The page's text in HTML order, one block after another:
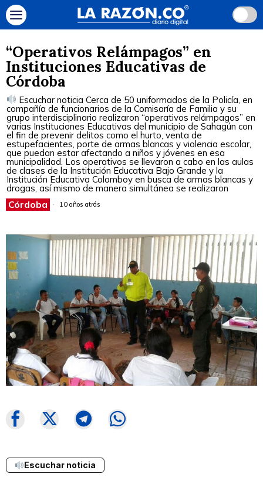
“Operativos Relámpagos” en
Instituciones Educativas de
Córdoba
Escuchar noticia Cerca de 50 uniformados de la Policía, en
compañía de funcionarios de la Comisaría de Familia y su
grupo interdisciplinario realizaron “operativos relámpagos” en
varias Instituciones Educativas del municipio de Sahagún con
el fin de prevenir delitos como el hurto, venta de
estupefacientes, porte de armas blancas y violencia escolar,
que puedan estar afectando a niños y jóvenes en esa
municipalidad. Los operativos se llevaron a cabo en las aulas
de clases de la Institución Educativa Bajo Grande y la
Institución Educativa Colomboy en busca de armas blancas y
drogas, así mismo de manera simultánea se realizaron
Córdoba 10 años atrás
Escuchar noticia